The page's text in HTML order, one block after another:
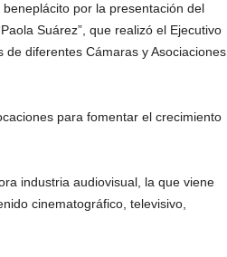
por la presentación del
Suárez”, que realizó el Ejecutivo
diferentes Cámaras y Asociaciones
para fomentar el crecimiento
industria audiovisual, la que viene
cinematográfico, televisivo,